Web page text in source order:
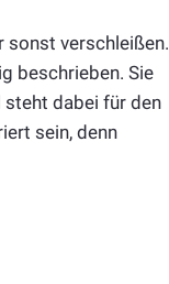
sonst verschleißen.
beschrieben. Sie
steht dabei für den
sein, denn